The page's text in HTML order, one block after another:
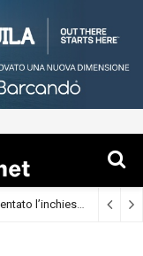
Bayesian, la carenza di giudici può aver rallentato l’inchiesta (Cronaca)